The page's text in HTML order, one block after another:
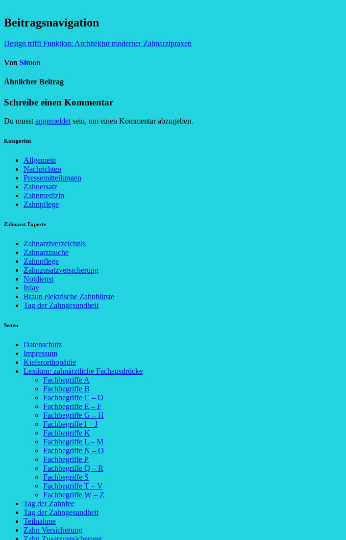
Beitragsnavigation
Design trifft Funktion: Architektur moderner Zahnarztpraxen
Von Simon
Ähnlicher Beitrag
Schreibe einen Kommentar
Du musstangemeldetsein, um einen Kommentar abzugeben.
Kategorien
Allgemein
Nachrichten
Pressemitteilungen
Zahnersatz
Zahnmedizin
Zahnpflege
Zahnarzt Experte
Zahnarztverzeichnis
Zahnarztsuche
Zahnpflege
Zahnzusatzversicherung
Notdienst
Inlay
Braun elektrische Zahnbürste
Tag der Zahngesundheit
Seiten
Datenschutz
Impressum
Kieferorthopädie
Lexikon: zahnärztliche Fachausdrücke
Fachbegriffe A
Fachbegriffe B
Fachbegriffe C – D
Fachbegriffe E – F
Fachbegriffe G – H
Fachbegriffe I – J
Fachbegriffe K
Fachbegriffe L – M
Fachbegriffe N – O
Fachbegriffe P
Fachbegriffe Q – R
Fachbegriffe S
Fachbegriffe T – V
Fachbegriffe W – Z
Tag der Zahnfee
Tag der Zahngesundheit
Teilnahme
Zahn Versicherung